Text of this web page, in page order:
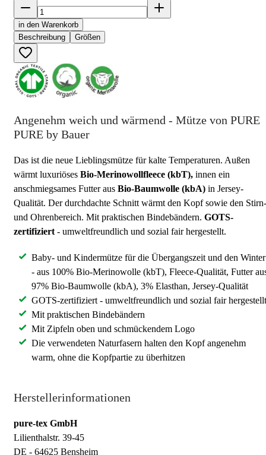
in den Warenkorb
Beschreibung
Größen
Angenehm weich und wärmend - Mütze von PURE
PURE by Bauer
Das ist die neue Lieblingsmütze für kalte Temperaturen. Außen
wärmt luxuriöses Bio-Merinowollfleece (kbT), innen ein
anschmiegsames Futter aus Bio-Baumwolle (kbA) in Jersey-
Qualität. Der durchdachte Schnitt wärmt den Kopf sowie den Stirn-
und Ohrenbereich. Mit praktischen Bindebändern. GOTS-
zertifiziert - umweltfreundlich und sozial fair hergestellt.
Baby- und Kindermütze für die Übergangszeit und den Winter
- aus 100% Bio-Merinowolle (kbT), Fleece-Qualität, Futter
97% Bio-Baumwolle (kbA), 3% Elasthan, Jersey-Qualität
GOTS-zertifiziert - umweltfreundlich und sozial fair hergestellt
Mit praktischen Bindebändern
Mit Zipfeln oben und schmückendem Logo
Die verwendeten Naturfasern halten den Kopf angenehm
warm, ohne die Kopfpartie zu überhitzen
Herstellerinformationen
pure-tex GmbH
Lilienthalstr. 39-45
DE - 64625 Bensheim